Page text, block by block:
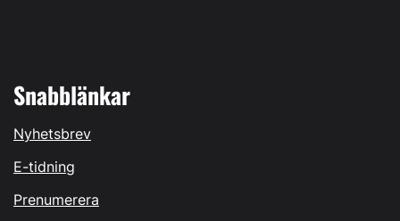
Snabblänkar
Nyhetsbrev
E-tidning
Prenumerera